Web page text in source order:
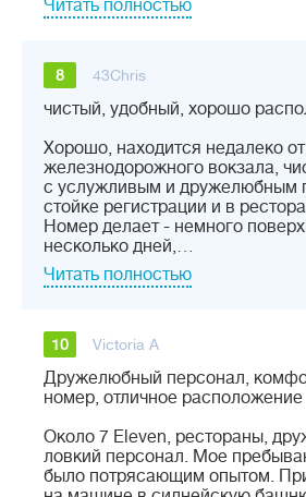
Читать полностью
8 43Chris
чистый, удобный, хорошо
Хорошо, находится недалеко
железнодорожного вокзала,
с услужливым и дружелюбным
стойке регистрации и в
Номер делает - немного
несколько дней,…
Читать полностью
10 Victoria A
Дружелюбный персонал,
номер, отличное расположение
Около 7 Eleven, рестораны,
ловкий персонал. Мое
было потрясающим опытом.